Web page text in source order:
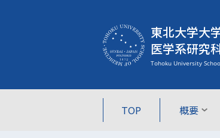
東北大学大
医学系研究
TOP 概要